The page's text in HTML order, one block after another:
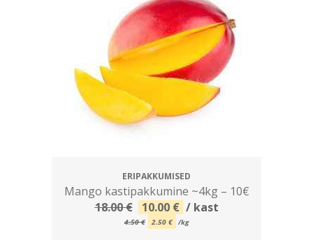
ERIPAKKUMISED
Mango kastipakkumine ~4kg – 10€
18.00€
Algne
hind
oli:
10.00 € Current
price
is:
/ kast
4.50€ 2.50 € /kg